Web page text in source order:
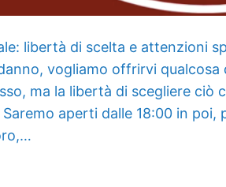
libertà di scelta e attenzioni
vogliamo offrirvi qualcosa
ma la libertà di scegliere ciò
aperti dalle 18:00 in poi,